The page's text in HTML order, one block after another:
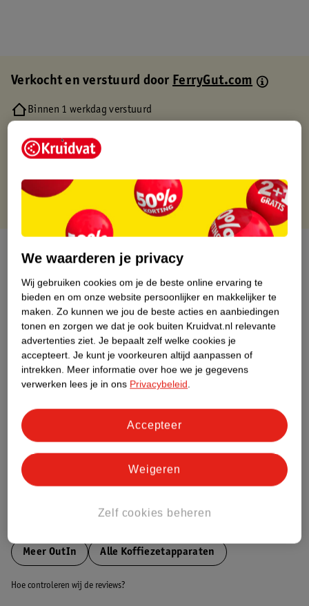
Verkocht en verstuurd doorFerryGut.com
Binnen 1 werkdag verstuurd
Gratis retourneren via verkooppartner.
Gratis punten met je Kruidvat kaart
Over dit product
Productinformatie
Etiketinformatie
Nature Impact Score
Dit product heeft (nog) geen Nature
Bestel & Bezorginformatie
Meer OutIn Alle Koffiezetapparaten
Hoe controleren wij de reviews?
We waarderen je privacy
Wij gebruiken cookies om je de beste online ervaring te
bieden en om onze website persoonlijker en makkelijker te
maken. Zo kunnen we jou de beste acties en aanbiedingen
tonen en zorgen we dat je ook buiten Kruidvat.nl relevante
advertenties ziet. Je bepaalt zelf welke cookies je
accepteert. Je kunt je voorkeuren altijd aanpassen of
intrekken. Meer informatie over hoe we je gegevens
verwerken lees je in ons Privacybeleid.
Zelf cookies beheren
Weigeren
Accepteer